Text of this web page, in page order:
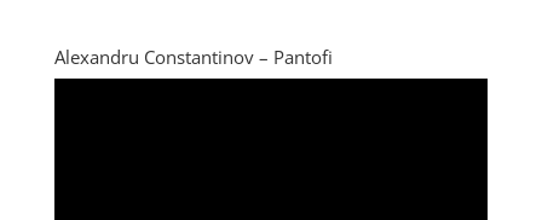
Alexandru Constantinov – Pantofi